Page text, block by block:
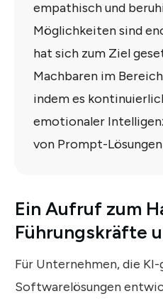
empathisch und
Möglichkeiten sind
hat sich zum Ziel
Machbaren im
indem es
emotionaler
von Prompt-
Ein Aufruf zum
Führungskräfte
Für Unternehmen, die
Softwarelösungen